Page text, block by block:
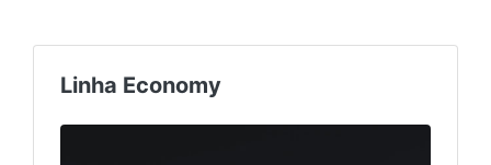
Truck & Bus Center